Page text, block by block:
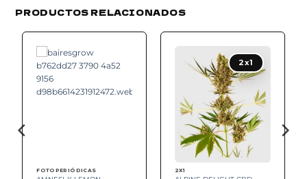
PRODUCTOS RELACIONADOS
FOTOPERIÓDICAS
2x1
wishlist
2X1